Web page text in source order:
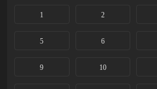
1 2
5 6
9 10